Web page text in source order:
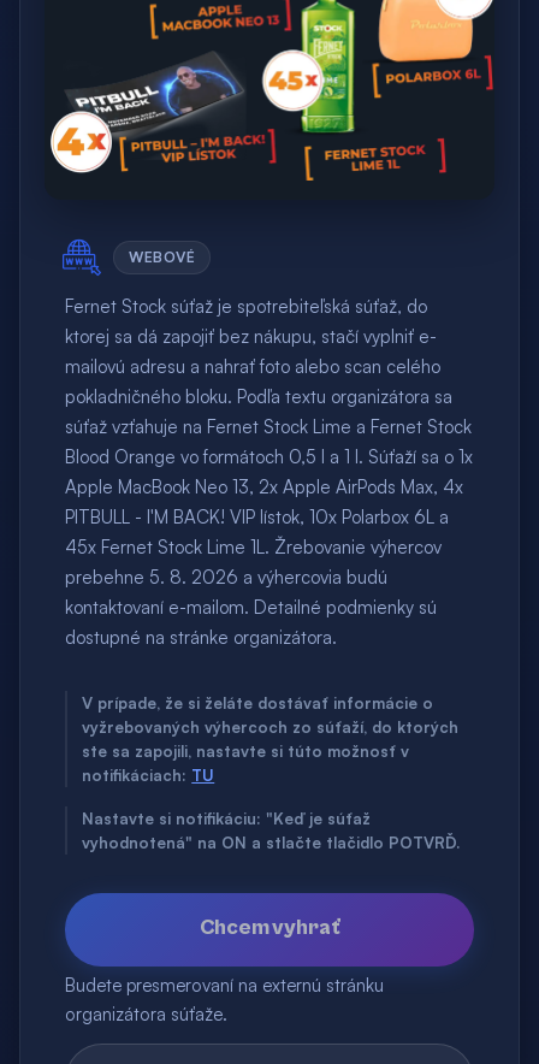
WEBOVÉ
Fernet Stock súťaž je spotrebiteľská súťaž, do
ktorej sa dá zapojiť bez nákupu, stačí vyplniť e-
mailovú adresu a nahrať foto alebo scan celého
pokladničného bloku. Podľa textu organizátora sa
súťaž vzťahuje na Fernet Stock Lime a Fernet Stock
Blood Orange vo formátoch 0,5 l a 1 l. Súťaží sa o 1x
Apple MacBook Neo 13, 2x Apple AirPods Max, 4x
PITBULL - I'M BACK! VIP lístok, 10x Polarbox 6L a
45x Fernet Stock Lime 1L. Žrebovanie výhercov
prebehne 5. 8. 2026 a výhercovia budú
kontaktovaní e-mailom. Detailné podmienky sú
dostupné na stránke organizátora.
V prípade, že si želáte dostávať informácie o
vyžrebovaných výhercoch zo súťaží, do ktorých
ste sa zapojili, nastavte si túto možnosť v
notifikáciach: TU
Nastavte si notifikáciu: "Keď je súťaž
vyhodnotená" na ON a stlačte tlačidlo POTVRĎ.
Chcem vyhrať
Budete presmerovaní na externú stránku
organizátora súťaže.